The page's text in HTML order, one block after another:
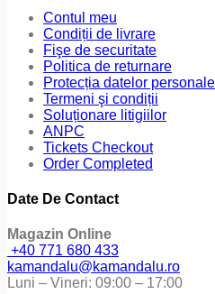
Contul meu
Condiții de livrare
Fişe de securitate
Politica de returnare
Protecția datelor personale
Termeni şi condiții
Soluționare litigiilor
ANPC
Tickets Checkout
Order Completed
Date De Contact
Magazin Online
+40 771 680 433
kamandalu@kamandalu.ro
Luni – Vineri: 09:00 – 17:00